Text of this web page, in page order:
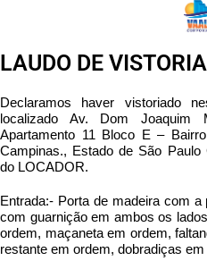
LAUDO DE VISTORIA
Declaramos haver vistoriado
localizado Av. Dom Joaquim
Apartamento 11 Bloco E –
Campinas., Estado de São Paulo
do LOCADOR.
Entrada:- Porta de madeira com
com guarnição em ambos os
ordem, maçaneta em ordem,
restante em ordem, dobradiças